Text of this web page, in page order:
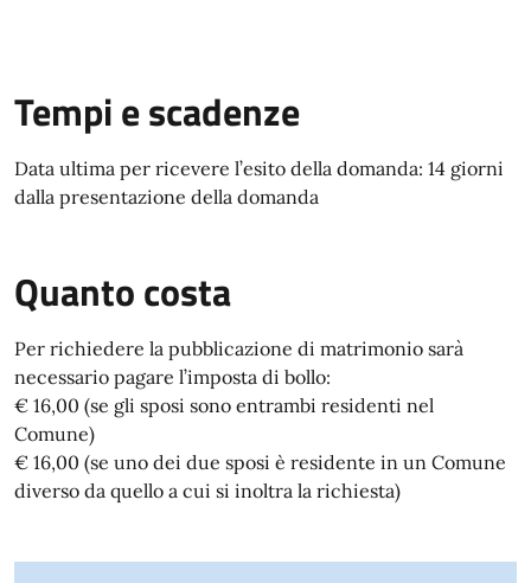
Tempi e scadenze
Data ultima per ricevere l’esito della domanda: 14 giorni
dalla presentazione della domanda
Quanto costa
Per richiedere la pubblicazione di matrimonio sarà
necessario pagare l’imposta di bollo:
€ 16,00 (se gli sposi sono entrambi residenti nel
Comune)
€ 16,00 (se uno dei due sposi è residente in un Comune
diverso da quello a cui si inoltra la richiesta)